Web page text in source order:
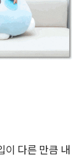
이 다른 만큼 내